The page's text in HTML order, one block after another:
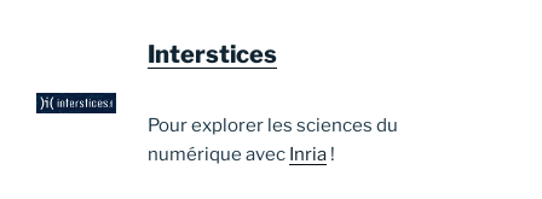
Interstices
Pour explorer les sciences du
numérique avec Inria!